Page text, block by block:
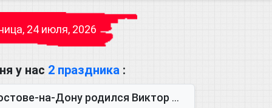
24 июля, 2026
у нас 2 праздника :
Виктор Михайлович Глушков. Под руководством Виктора Михайло...